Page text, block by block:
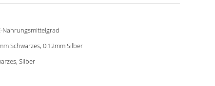
Nahrungsmittelgrad
Schwarzes, 0.12mm Silber
Silber